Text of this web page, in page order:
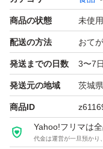
の苗よりも高いかも
①普通苗より収穫量
(昨年は一株から最大
②普通苗とは甘みが
③活着率がとても良
④粒が揃い、表面が
ツボコボコになりに
商品の状態 未使用
配送の方法 おて
発送までの日数 3〜7
発送元の地域 茨城県
商品ID
Yahoo!フリマは
代金は運営が一旦預かり